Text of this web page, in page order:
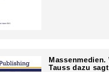
Massenmedien.
Tauss dazu sagt